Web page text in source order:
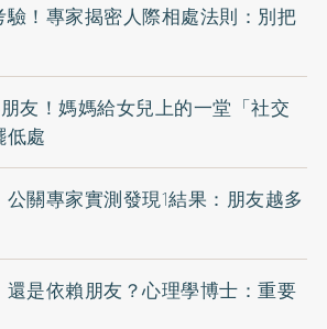
！專家揭密人際相處法則：別把
友！媽媽給女兒上的一堂「社交
低處
關專家實測發現1結果：朋友越多
是依賴朋友？心理學博士：重要